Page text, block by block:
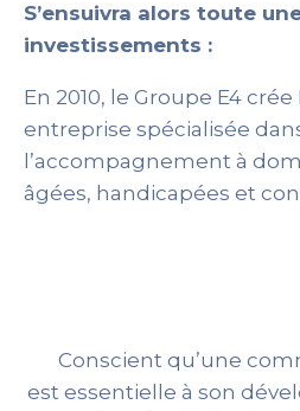
S’ensuivra alors toute
investissements :
En 2010, le Groupe E4 crée
entreprise spécialisée
l’accompagnement à
âgées, handicapées et
Conscient qu’une
est essentielle à son